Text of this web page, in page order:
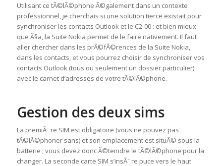
Utilisant ce tÃ©lÃ©phone Ã©galement dans un contexte
professionnel, je cherchais si une solution tierce existait pour
synchroniser les contacts Outlook et le C2-00 : et bien mieux
que Ã§a, la Suite Nokia permet de le faire nativement. Il faut
aller chercher dans les prÃ©fÃ©rences de la Suite Nokia,
dans les contacts, et vous pourrez choisir de synchroniser vos
contacts Outlook (tous ou seulement un dossier particulier)
avec le carnet d’adresses de votre tÃ©lÃ©phone.
Gestion des deux sims
La premiÃ¨re SIM est obligatoire (vous ne pouvez pas
tÃ©lÃ©phoner sans) et son emplacement est situÃ© sous la
batterie ; vous devez donc Ã©teindre le tÃ©lÃ©phone pour la
changer. La seconde carte SIM s’insÃ¨re puce vers le haut